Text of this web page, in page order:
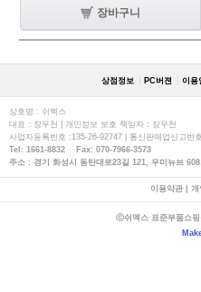
장바구니
상점정보 PC버젼 이용
상호명 : 쉬멕스
대표 : 장우천 | 개인정보 보호 책임자 : 장우천
사업자등록번호 :135-26-92747 | 통신판매업신고번
Tel: 1661-8832 Fax: 070-7966-3573
주소 : 경기 화성시 동탄대로23길 121, 우미뉴브
이용약관| 개
ⓒ쉬멕스 표준부품쇼